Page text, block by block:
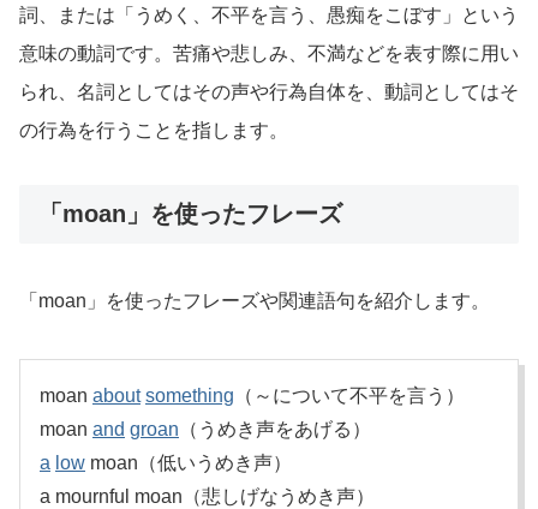
詞、または「うめく、不平を言う、愚痴をこぼす」という
意味の動詞です。苦痛や悲しみ、不満などを表す際に用い
られ、名詞としてはその声や行為自体を、動詞としてはそ
の行為を行うことを指します。
「moan」を使ったフレーズ
「moan」を使ったフレーズや関連語句を紹介します。
moan about something （～について不平を言う）
moan and groan （うめき声をあげる）
a low moan（低いうめき声）
a mournful moan（悲しげなうめき声）